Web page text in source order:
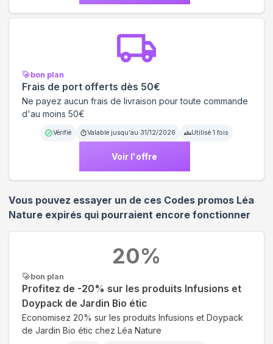
bon plan
Frais de port offerts dès 50€
Ne payez aucun frais de livraison pour toute commande
d'au moins 50€
Vérifié Valable jusqu'au 31/12/2026 Utilisé 1 fois
Voir l'offre
Vous pouvez essayer un de ces Codes promos Léa
Nature expirés qui pourraient encore fonctionner
bon plan
Profitez de -20% sur les produits Infusions et
Doypack de Jardin Bio étic
Economisez 20% sur les produits Infusions et Doypack
de Jardin Bio étic chez Léa Nature
20%